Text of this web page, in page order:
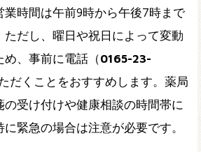
業時間は午前9時から午後7時まで
ただし、曜日や祝日によって変動
、事前に電話（0165-23-
だくことをおすすめします。薬局
受け付けや健康相談の時間帯に
緊急の場合は注意が必要です。